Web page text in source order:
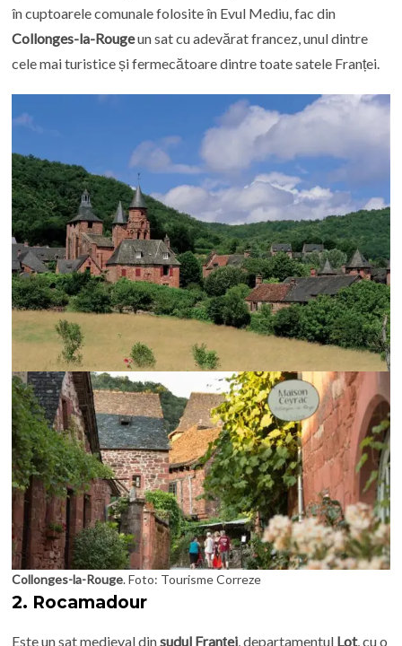
în cuptoarele comunale folosite în Evul Mediu, fac din
Collonges-la-Rougeun sat cu adevărat francez, unul dintre
cele mai turistice și fermecătoare dintre toate satele Franței.
Collonges-la-Rouge. Foto: Tourisme Correze
2. Rocamadour
Este un sat medieval dinsudul Franței, departamentul Lot, cu o